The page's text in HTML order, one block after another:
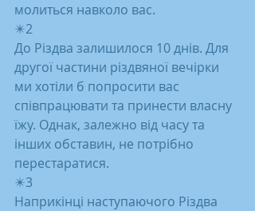
молиться навколо вас.
✴️2
До Різдва залишилося 10 днів. Для
другої частини різдвяної вечірки
ми хотіли б попросити вас
співпрацювати та принести власну
їжу. Однак, залежно від часу та
інших обставин, не потрібно
перестаратися.
✴️3
Наприкінці наступаючого Різдва